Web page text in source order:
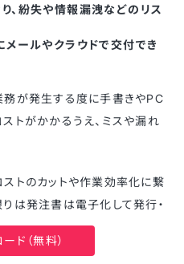
、紛失や情報漏洩などのリス
ールやクラウドで交付でき
が発生する度に手書きやPC
トがかかるうえ、ミスや漏れ
トのカットや作業効率化に繋
は発注書は電子化して発行・
ド（無料）